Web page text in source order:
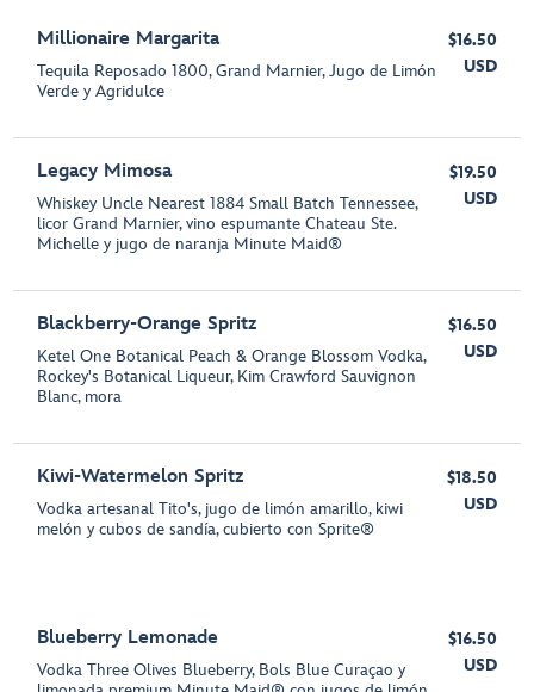
Millionaire Margarita
Tequila Reposado 1800, Grand Marnier, Jugo de Limón
Verde y Agridulce
$16.50
USD
Legacy Mimosa
Whiskey Uncle Nearest 1884 Small Batch Tennessee,
licor Grand Marnier, vino espumante Chateau Ste.
Michelle y jugo de naranja Minute Maid®
$19.50
USD
Blackberry-Orange Spritz
Ketel One Botanical Peach & Orange Blossom Vodka,
Rockey's Botanical Liqueur, Kim Crawford Sauvignon
Blanc, mora
$16.50
USD
Kiwi-Watermelon Spritz
Vodka artesanal Tito's, jugo de limón amarillo, kiwi
melón y cubos de sandía, cubierto con Sprite®
$18.50
USD
Blueberry Lemonade
Vodka Three Olives Blueberry, Bols Blue Curaçao y
$16.50
USD